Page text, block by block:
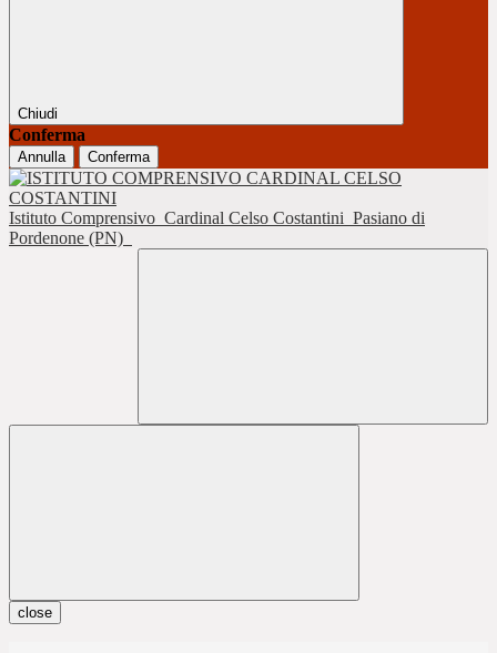
Chiudi
Conferma
Annulla Conferma
Istituto Comprensivo Cardinal Celso Costantini Pasiano di
Pordenone (PN)
close